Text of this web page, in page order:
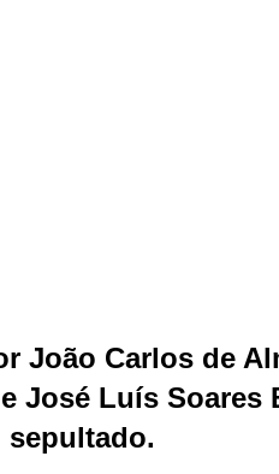
João Carlos de
José Luís Soares
sepultado.